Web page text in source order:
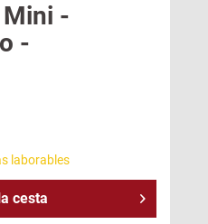
-
-
laborables
cesta